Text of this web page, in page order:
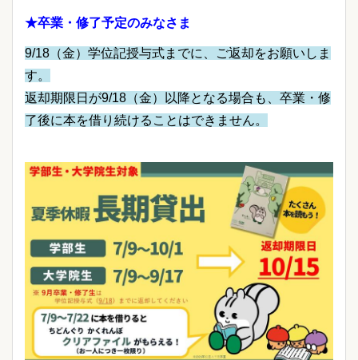
★卒業・修了予定のみなさま
9/18（金）学位記授与式までに、ご返却をお願いしま
す。
返却期限日が9/18（金）以降となる場合も、卒業・修
了後に本を借り続けることはできません。